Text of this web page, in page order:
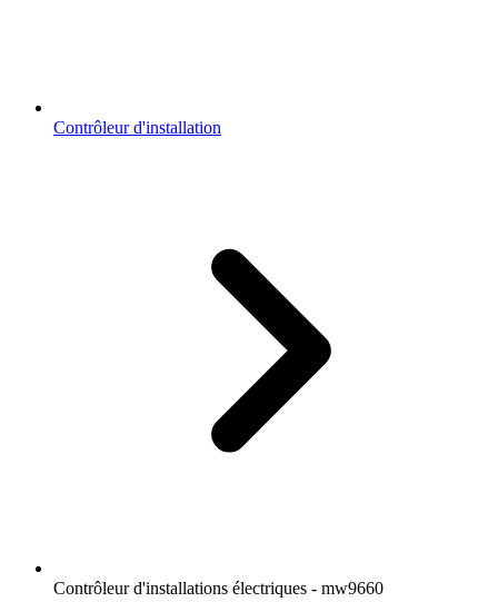
Contrôleur d'installation
Contrôleur d'installations électriques - mw9660